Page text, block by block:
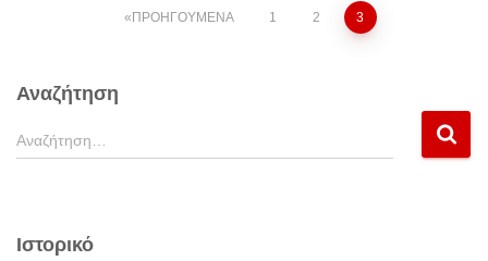
Σελιδοποίηση
ΠΡΟΗΓΟΎΜΕΝΑ 1 2 3
Αναζήτηση
Α
ν
τ
Αναζήτηση…
Ιστορικό